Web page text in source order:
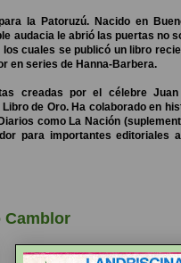
la Patoruzú. Nacido en
audacia le abrió las puertas no
cuales se publicó un libro
en series de Hanna-Barbera.
creadas por el célebre Juan
de Oro. Ha colaborado en
como La Nación
para importantes editoriales
Camblor